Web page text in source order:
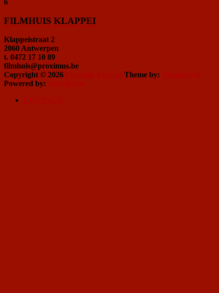
FILMHUIS KLAPPEI
Klappeistraat 2
2060 Antwerpen
t. 0472 17 10 89
filmhuis@proximus.be
Copyright © 2026
Theme by:
Powered by: